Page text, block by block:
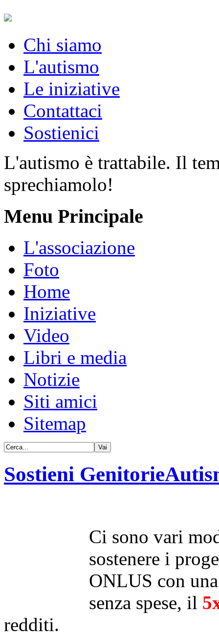
Chi siamo
L'autismo
Le iniziative
Contattaci
Sostienici
L'autismo è trattabile. Il
sprechiamolo!
Menu Principale
L'associazione
Foto
Home
Iniziative
Video
Libri e media
Notizie
Siti amici
Sitemap
Sostieni
Ci sono vari
sostenere i
ONLUS con
senza spese, il
redditi.